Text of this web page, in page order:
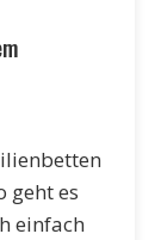
geht es
einfach